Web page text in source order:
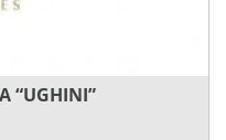
“UGHINI”